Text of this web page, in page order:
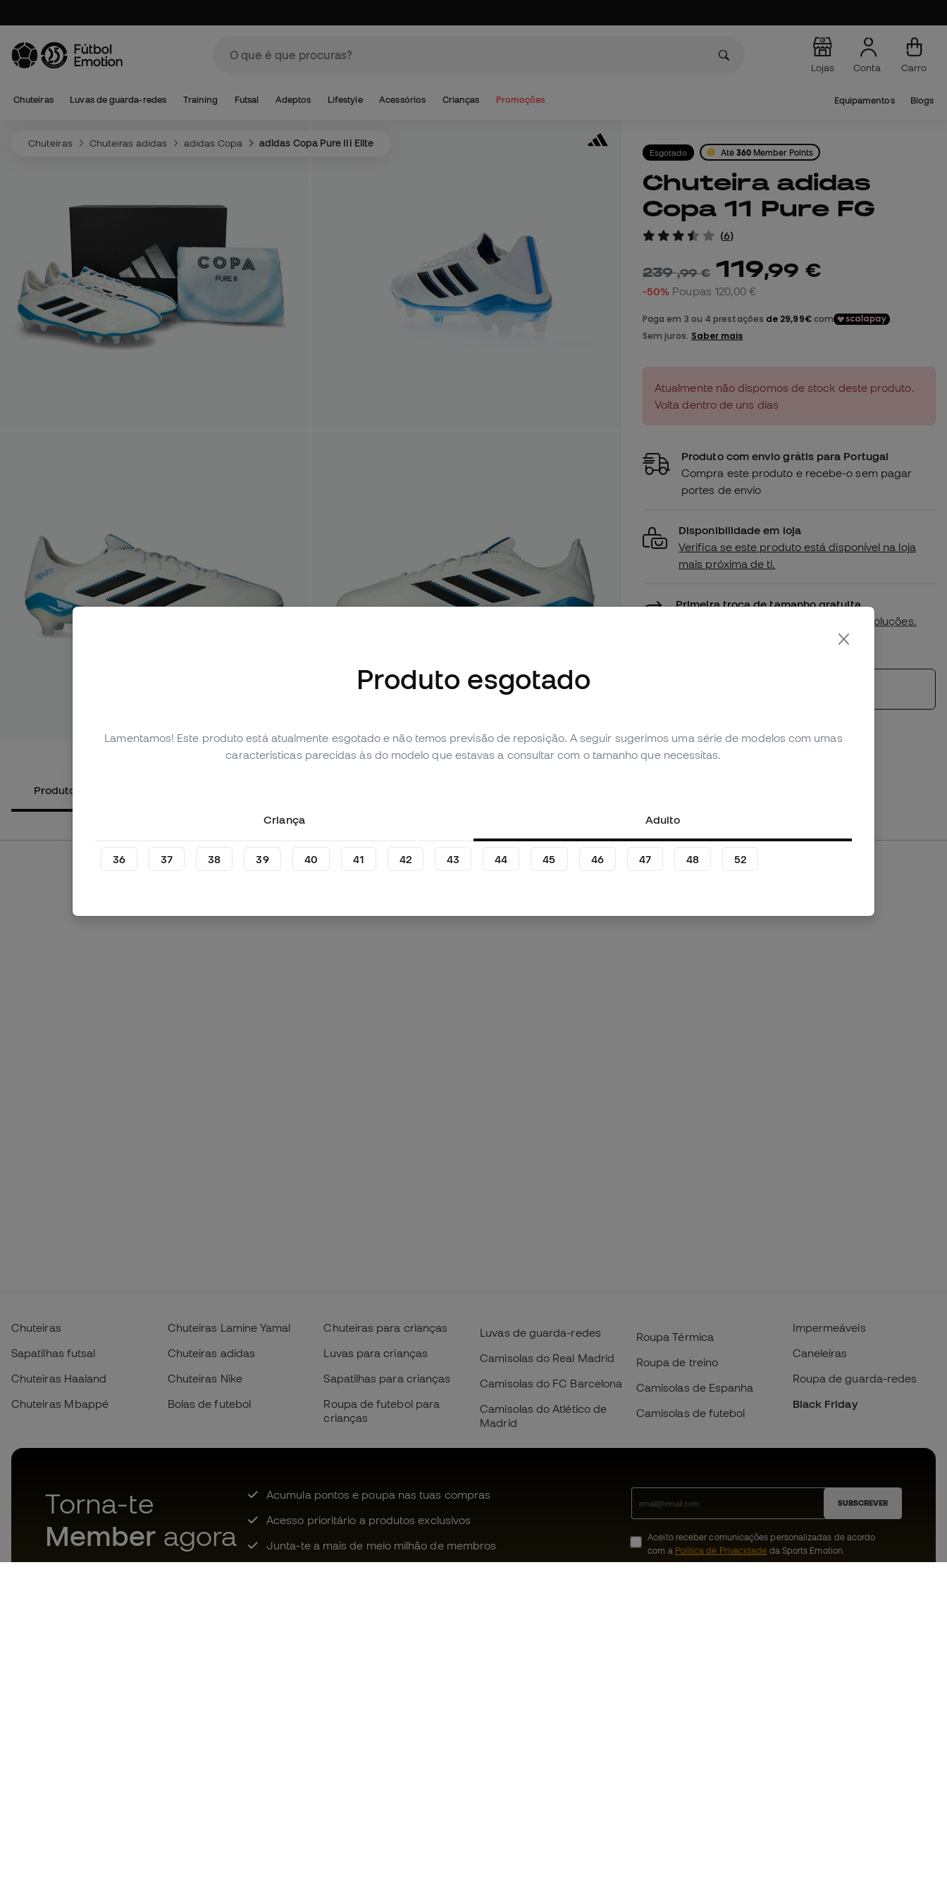
Lojas Conta Carro
Chuteiras Luvas de guarda-redes Training Futsal Adeptos Lifestyle Acessórios Crianças Promoções Equipamentos Blogs
Chuteiras Chuteiras adidas adidas Copa adidas Copa Pure III Elite
Ver mais imagens (5)
Produtos alternativos
Esgotado Até 360 Member Points
Chuteira adidas
Copa 11 Pure FG
(6)
239,99 € 119,99 €
-50% Poupas 120,00 €
Atualmente não dispomos de stock deste produto.
Volta dentro de uns dias
Produto com envio grátis para Portugal
Compra este produto e recebe-o sem pagar
portes de envio
Disponibilidade em loja
Verifica se este produto está disponível na loja
mais próxima de ti.
Primeira troca de tamanho gratuita.
política de devoluções.
*Não aplicável a productos personalizados.
Chuteiras
Sapatilhas futsal
Chuteiras Haaland
Chuteiras Mbappé
Chuteiras Lamine Yamal
Chuteiras adidas
Chuteiras Nike
Bolas de futebol
Chuteiras para crianças
Luvas para crianças
Sapatilhas para crianças
Roupa de futebol para
crianças
Luvas de guarda-redes
Camisolas do Real Madrid
Camisolas do FC Barcelona
Camisolas do Atlético de
Madrid
Roupa Térmica
Roupa de treino
Camisolas de Espanha
Camisolas de futebol
Impermeáveis
Caneleiras
Roupa de guarda-redes
Black Friday
Torna-te
Member agora
Acumula pontos e poupa nas tuas compras
Acesso prioritário a produtos exclusivos
Junta-te a mais de meio milhão de membros
SUBSCREVER
Aceito receber comunicações personalizadas de acordo
com a Política de Privacidade da Sports Emotion.
Produto esgotado
Lamentamos! Este produto está atualmente esgotado e não temos previsão de reposição. A seguir sugerimos uma série de modelos com umas
características parecidas às do modelo que estavas a consultar com o tamanho que necessitas.
Criança Adulto
36 37 38 39 40 41 42 43 44 45 46 47 48 52